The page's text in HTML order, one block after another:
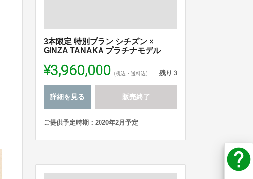
3本限定 特別プラン シチズン ×
GINZA TANAKA プラチナモデル
¥3,960,000 (税込・送料込) 残り 3
詳細を見る 販売終了
ご提供予定時期：2020年2月予定
help